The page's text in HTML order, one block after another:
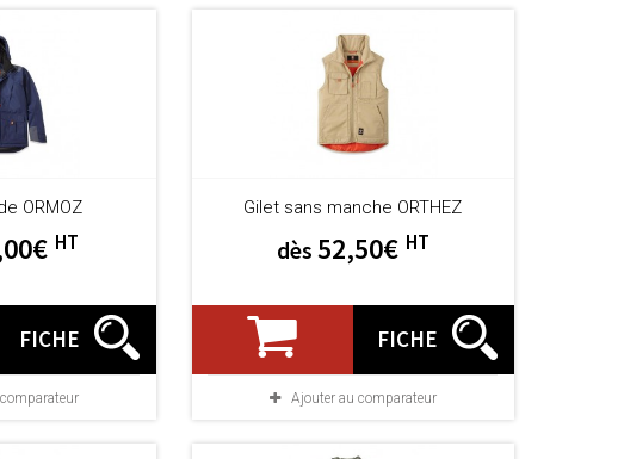
ORMOZ
HT
FICHE
Gilet sans manche ORTHEZ
dès 52,50€ HT
FICHE
Ajouter au comparateur